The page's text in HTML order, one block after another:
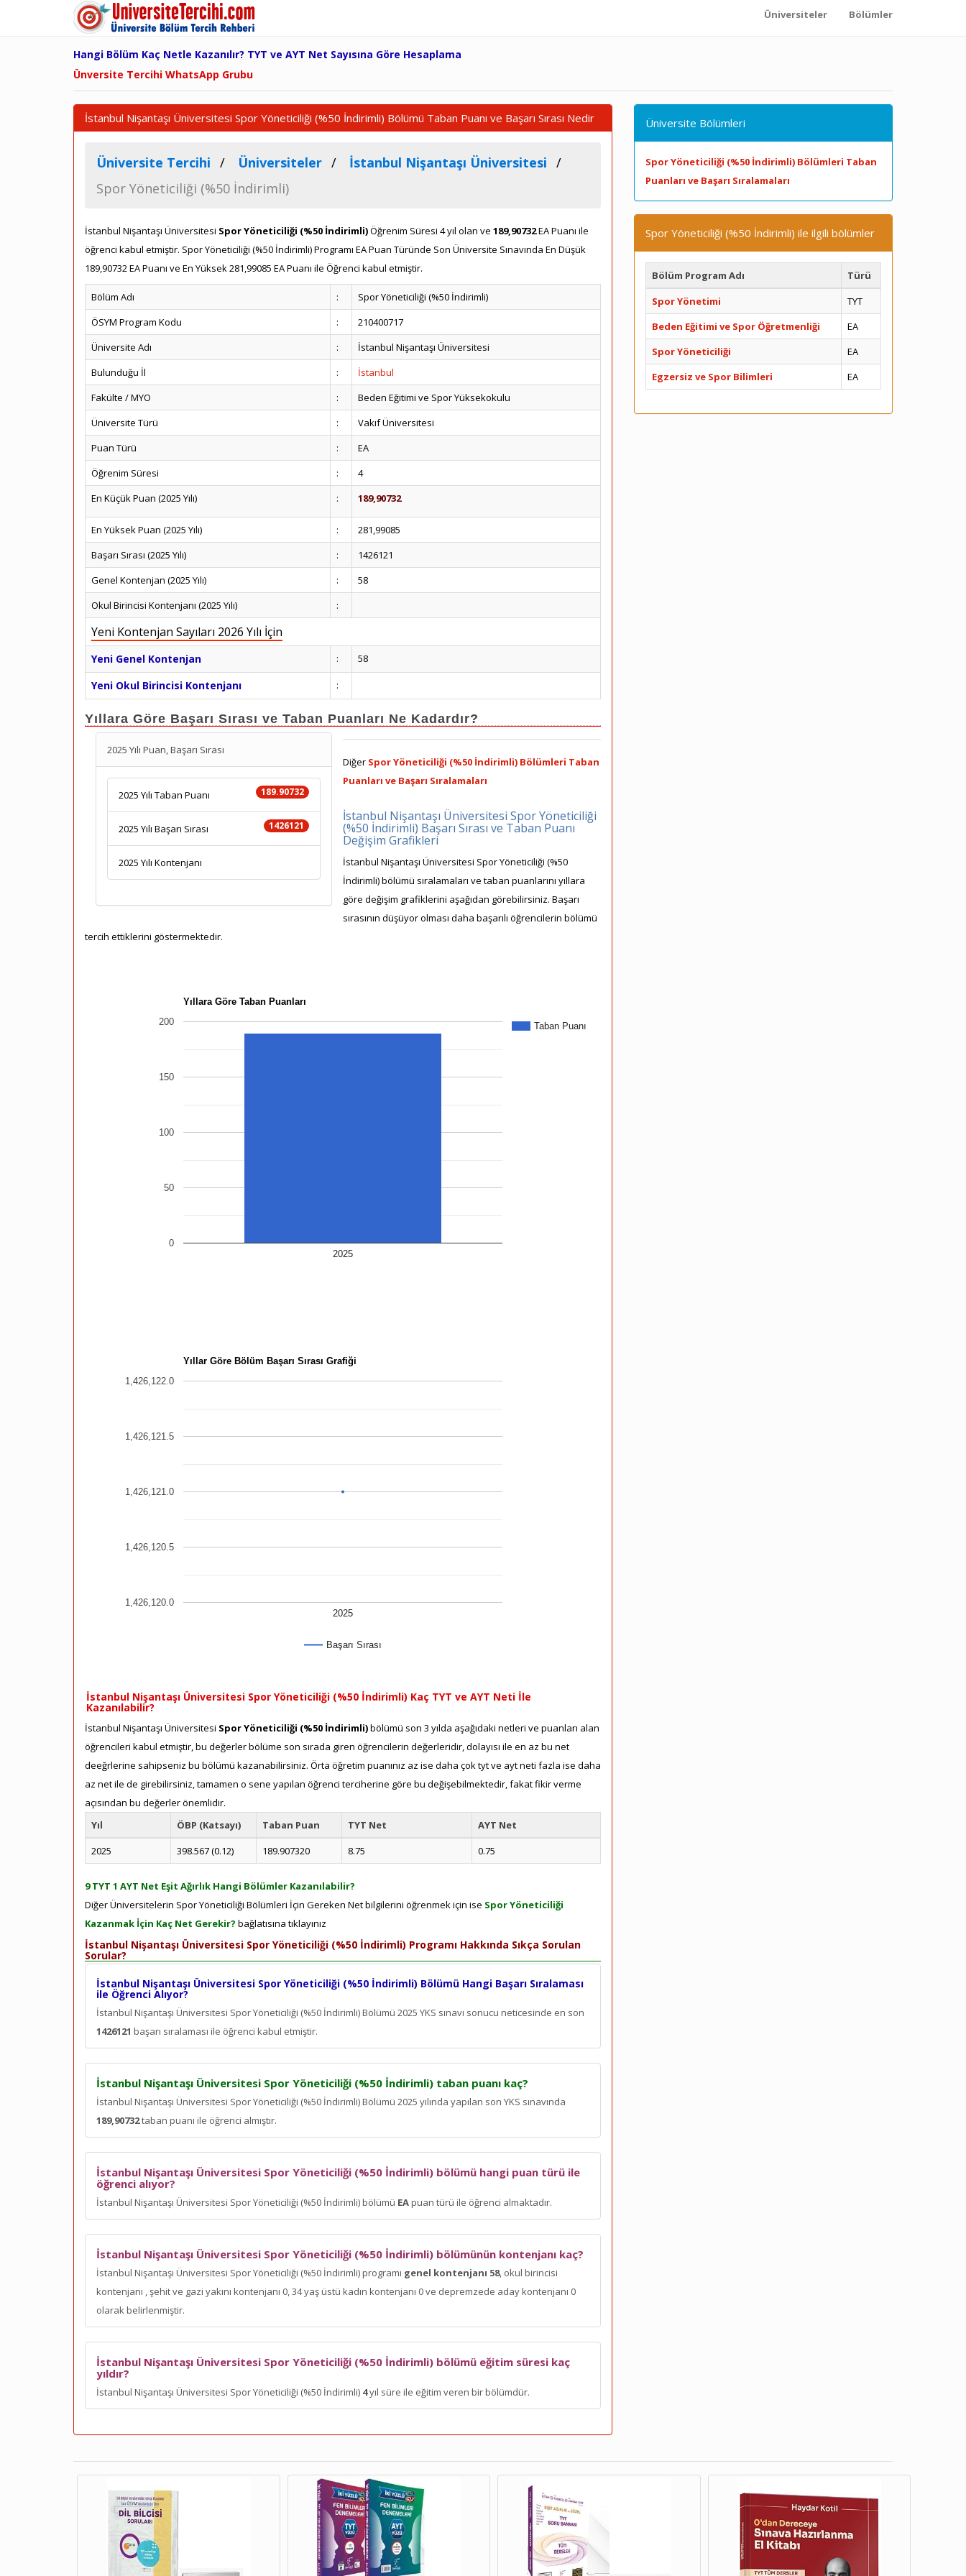
Üniversiteler Bölümler
Hangi Bölüm Kaç Netle Kazanılır? TYT ve AYT Net Sayısına Göre Hesaplama
Ünversite Tercihi WhatsApp Grubu
İstanbul Nişantaşı Üniversitesi Spor Yöneticiliği (%50 İndirimli) Bölümü Taban Puanı ve Başarı Sırası Nedir
Üniversite Tercihi Üniversiteler
İstanbul Nişantaşı Üniversitesi
Spor Yöneticiliği (%50 İndirimli)
İstanbul Nişantaşı Üniversitesi Spor Yöneticiliği (%50 İndirimli)Öğrenim Süresi 4 yıl olan ve 189,90732EA Puanı ile
öğrenci kabul etmiştir. Spor Yöneticiliği (%50 İndirimli) Programı EA Puan Türünde Son Üniversite Sınavında En Düşük
189,90732 EA Puanı ve En Yüksek 281,99085 EA Puanı ile Öğrenci kabul etmiştir.
Bölüm Adı :
Spor Yöneticiliği (%50 İndirimli)
ÖSYM Program Kodu
:
210400717
Üniversite Adı
:
İstanbul Nişantaşı Üniversitesi
Bulunduğu İl
:
İstanbul
Fakülte / MYO
:
Beden Eğitimi ve Spor Yüksekokulu
Üniversite Türü
:
Vakıf Üniversitesi
Puan Türü
:
EA
Öğrenim Süresi
:
4
En Küçük Puan (2025 Yılı)
: 189,90732
En Yüksek Puan (2025 Yılı) :
281,99085
Başarı Sırası (2025 Yılı)
:
1426121
Genel Kontenjan (2025 Yılı)
:
58
Okul Birincisi Kontenjanı (2025 Yılı)
:
Yeni Kontenjan Sayıları 2026 Yılı İçin
Yeni Genel Kontenjan : 58
Yeni Okul Birincisi Kontenjanı :
Yıllara Göre Başarı Sırası ve Taban Puanları Ne Kadardır?
2025 Yılı Puan, Başarı Sırası
189.90732
2025 Yılı Taban Puanı
1426121
2025 Yılı Başarı Sırası
2025 Yılı Kontenjanı
Diğer Spor Yöneticiliği (%50 İndirimli) Bölümleri Taban
Puanları ve Başarı Sıralamaları
İstanbul Nişantaşı Üniversitesi Spor Yöneticiliği
(%50 İndirimli) Başarı Sırası ve Taban Puanı
Değişim Grafikleri
İstanbul Nişantaşı Üniversitesi Spor Yöneticiliği (%50
İndirimli) bölümü sıralamaları ve taban puanlarını yıllara
göre değişim grafiklerini aşağıdan görebilirsiniz. Başarı
sırasının düşüyor olması daha başarılı öğrencilerin bölümü
tercih ettiklerini göstermektedir.
Yıllara Göre Taban Puanları
Taban Puanı
2025
0
50
100
150
200
Yıllar Göre Bölüm Başarı Sırası Grafiği
Başarı Sırası
2025
1,426,120.0
1,426,120.5
1,426,121.0
1,426,121.5
1,426,122.0
İstanbul Nişantaşı Üniversitesi Spor Yöneticiliği (%50 İndirimli) Kaç TYT ve AYT Neti İle
Kazanılabilir?
İstanbul Nişantaşı Üniversitesi Spor Yöneticiliği (%50 İndirimli)bölümü son 3 yılda aşağıdaki netleri ve puanları alan
öğrencileri kabul etmiştir, bu değerler bölüme son sırada giren öğrencilerin değerleridir, dolayısı ile en az bu net
deeğrlerine sahipseniz bu bölümü kazanabilirsiniz. Örta öğretim puanınız az ise daha çok tyt ve ayt neti fazla ise daha
az net ile de girebilirsiniz, tamamen o sene yapılan öğrenci terciherine göre bu değişebilmektedir, fakat fikir verme
açısından bu değerler önemlidir.
Yıl
ÖBP (Katsayı) Taban Puan TYT Net
AYT Net
2025
398.567 (0.12) 189.907320 8.75 0.75
9 TYT 1 AYT Net Eşit Ağırlık Hangi Bölümler Kazanılabilir?
Diğer Üniversitelerin Spor Yöneticiliği Bölümleri İçin Gereken Net bilgilerini öğrenmek için ise Spor Yöneticiliği
Kazanmak İçin Kaç Net Gerekir? bağlatısına tıklayınız
İstanbul Nişantaşı Üniversitesi Spor Yöneticiliği (%50 İndirimli) Programı Hakkında Sıkça Sorulan
Sorular?
İstanbul Nişantaşı Üniversitesi Spor Yöneticiliği (%50 İndirimli) Bölümü Hangi Başarı Sıralaması
ile Öğrenci Alıyor?
İstanbul Nişantaşı Üniversitesi Spor Yöneticiliği (%50 İndirimli) Bölümü 2025 YKS sınavı sonucu neticesinde en son
1426121 başarı sıralaması ile öğrenci kabul etmiştir.
İstanbul Nişantaşı Üniversitesi Spor Yöneticiliği (%50 İndirimli) taban puanı kaç?
İstanbul Nişantaşı Üniversitesi Spor Yöneticiliği (%50 İndirimli) Bölümü 2025 yılında yapılan son YKS sınavında
189,90732taban puanı ile öğrenci almıştır.
İstanbul Nişantaşı Üniversitesi Spor Yöneticiliği (%50 İndirimli) bölümü hangi puan türü ile
öğrenci alıyor?
İstanbul Nişantaşı Üniversitesi Spor Yöneticiliği (%50 İndirimli) bölümü EApuan türü ile öğrenci almaktadır.
İstanbul Nişantaşı Üniversitesi Spor Yöneticiliği (%50 İndirimli) bölümünün kontenjanı kaç?
İstanbul Nişantaşı Üniversitesi Spor Yöneticiliği (%50 İndirimli) programı genel kontenjanı 58, okul birincisi
kontenjanı , şehit ve gazi yakını kontenjanı 0, 34 yaş üstü kadın kontenjanı 0 ve depremzede aday kontenjanı 0
olarak belirlenmiştir.
İstanbul Nişantaşı Üniversitesi Spor Yöneticiliği (%50 İndirimli) bölümü eğitim süresi kaç
yıldır?
İstanbul Nişantaşı Üniversitesi Spor Yöneticiliği (%50 İndirimli) 4yıl süre ile eğitim veren bir bölümdür.
Üniversite Bölümleri
Spor Yöneticiliği (%50 İndirimli) Bölümleri Taban
Puanları ve Başarı Sıralamaları
Spor Yöneticiliği (%50 İndirimli) ile ilgili bölümler
Bölüm Program Adı
Türü
Spor Yönetimi
TYT
Beden Eğitimi ve Spor Öğretmenliği
EA
Spor Yöneticiliği
EA
Egzersiz ve Spor Bilimleri
EA